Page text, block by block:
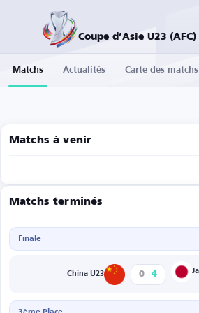
Coupe d’Asie U23 (AFC)
Matchs Actualités Carte des matchs
Matchs à venir
Matchs terminés
Finale
China U23 0 - 4